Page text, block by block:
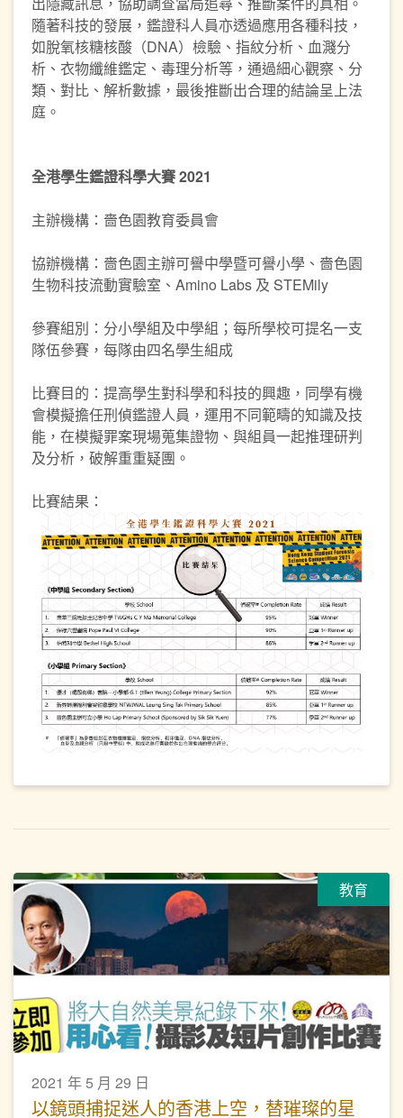
隨著科技的發展，鑑證科人員亦透過應用各種科技，
如脫氧核糖核酸（DNA）檢驗、指紋分析、血濺分
析、衣物纖維鑑定、毒理分析等，通過細心觀察、分
類、對比、解析數據，最後推斷出合理的結論呈上法
庭。
全港學生鑑證科學大賽 2021
主辦機構：嗇色園教育委員會
協辦機構：嗇色園主辦可譽中學暨可譽小學、嗇色園
生物科技流動實驗室、Amino Labs 及 STEMily
參賽組別：分小學組及中學組；每所學校可提名一支
隊伍參賽，每隊由四名學生組成
比賽目的：提高學生對科學和科技的興趣，同學有機
會模擬擔任刑偵鑑證人員，運用不同範疇的知識及技
能，在模擬罪案現場蒐集證物、與組員一起推理研判
及分析，破解重重疑團。
比賽結果：
教育
2021 年 5 月 29 日
以鏡頭捕捉迷人的香港上空，替璀璨的星